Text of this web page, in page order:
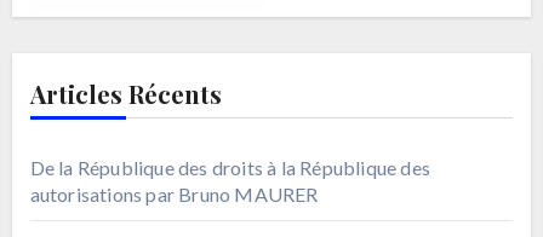
Articles Récents
De la République des droits à la République des
autorisations par Bruno MAURER